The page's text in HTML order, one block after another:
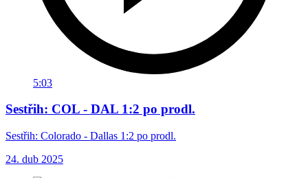
5:03
Sestřih: COL - DAL 1:2 po prodl.
Sestřih: Colorado - Dallas 1:2 po prodl.
24. dub 2025